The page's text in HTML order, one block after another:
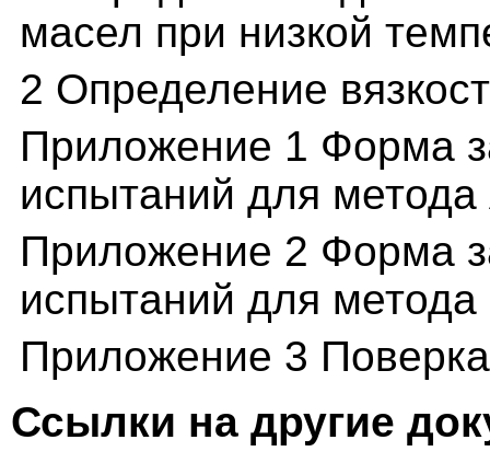
масел при низкой
2 Определение
Приложение 1 Форма
испытаний для
Приложение 2 Форма
испытаний для
Приложение 3
Ссылки на другие